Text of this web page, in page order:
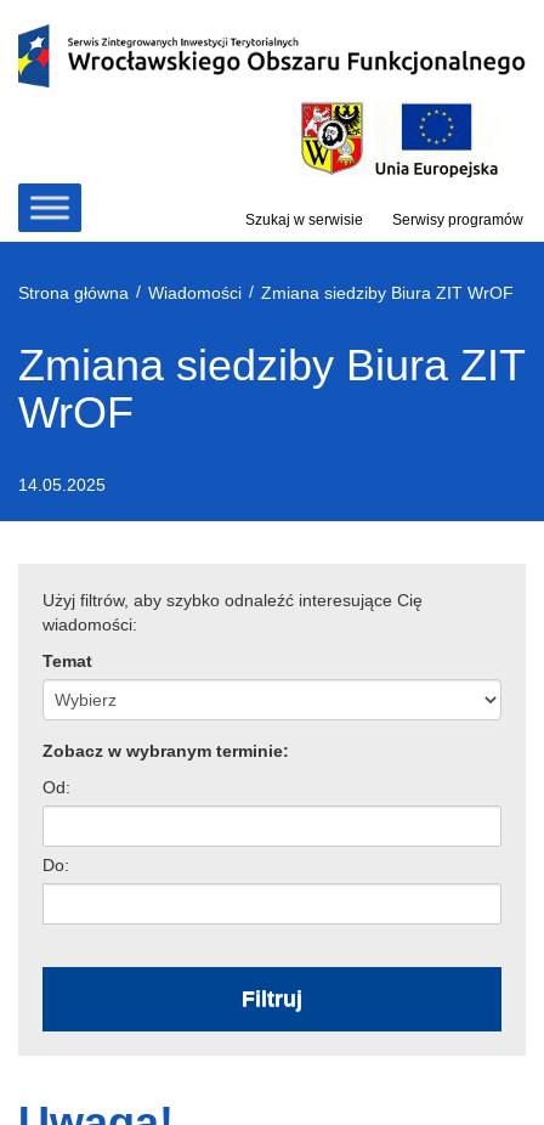
treści
Szukaj w serwisie Serwisy programów
Strona główna / Wiadomości / Zmiana siedziby Biura ZIT WrOF
Zmiana siedziby Biura ZIT
WrOF
14.05.2025
Użyj filtrów, aby szybko odnaleźć interesujące Cię
wiadomości:
Temat
Zobacz w wybranym terminie:
Od:
Do:
Filtruj